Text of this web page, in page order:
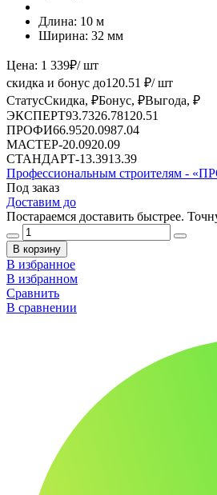
Длина: 10 м
Ширина: 32 мм
Цена: 1 339₽/ шт
скидка и бонус до120.51 ₽/ шт
СтатусСкидка, ₽Бонус, ₽Выгода, ₽
ЭКСПЕРТ93.7326.78120.51
ПРОФИ66.9520.0987.04
МАСТЕР-20.0920.09
СТАНДАРТ-13.3913.39
Профессиональным строителям -
Под заказ
Доставим до
Постараемся доставить быстрее.
В корзину
В избранное
В избранном
Сравнить
В сравнении